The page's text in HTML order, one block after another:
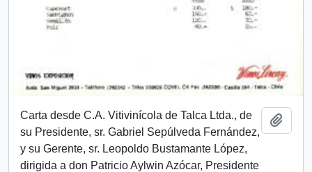
Carta desde C.A. Vitivinícola de Talca Ltda., de
su Presidente, sr. Gabriel Sepúlveda Fernández,
y su Gerente, sr. Leopoldo Bustamante López,
dirigida a don Patricio Aylwin Azócar, Presidente